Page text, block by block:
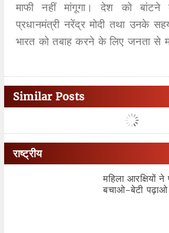
माफी नहीं मांगूगा। देश को
प्रधानमंत्री नरेंद्र मोदी तथा उनके
भारत को तबाह करने के लिए जनता से
Similar Posts
राष्ट्रीय
महिला आरक्षियों
बचाओ-बेटी